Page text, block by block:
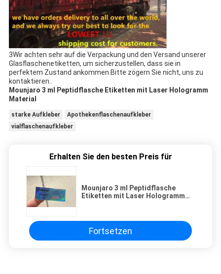
3Wir achten sehr auf die Verpackung und den Versand unserer
Glasflaschenetiketten, um sicherzustellen, dass sie in
perfektem Zustand ankommen.Bitte zögern Sie nicht, uns zu
kontaktieren..
Mounjaro 3 ml Peptidflasche Etiketten mit Laser Hologramm
Material
starke Aufkleber
Apothekenflaschenaufkleber
vialflaschenaufkleber
Erhalten Sie den besten Preis für
Mounjaro 3 ml Peptidflasche
Etiketten mit Laser Hologramm
Fortsetzen